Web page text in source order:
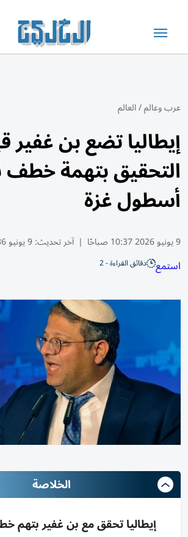
عرب وعالم/العالم
إيطاليا تضع بن غفير
التحقيق بتهمة
أسطول غزة
9 يونيو 2026 10:37 صباحًا | آخر تحديث:9 يونيو 11:36 2026
استمع دقائق القراءة - 2
الخلاصة
إيطاليا تحقق مع بن غفير